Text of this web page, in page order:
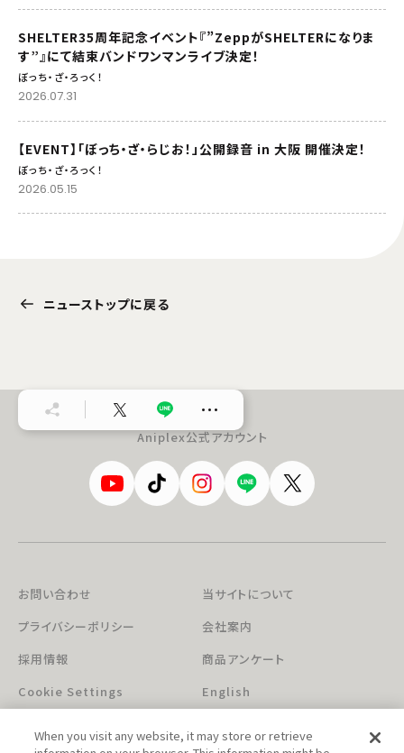
SHELTER35周年記念イベント『”ZeppがSHELTERになりま
す”』にて結束バンドワンマンライブ決定！
ぼっち・ざ・ろっく！
2026.07.31
【EVENT】「ぼっち・ざ・らじお！」公開録音 in 大阪 開催決定！
ぼっち・ざ・ろっく！
2026.05.15
ニューストップに戻る
…
Aniplex公式アカウント
お問い合わせ
当サイトについて
プライバシーポリシー
会社案内
採用情報
商品アンケート
Cookie Settings
English
When you visit any website, it may store or retrieve